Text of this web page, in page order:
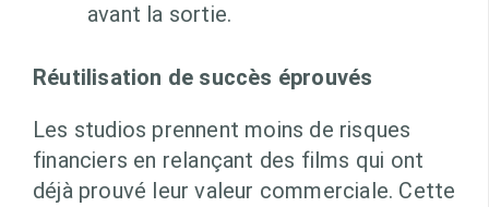
avant la sortie.
Réutilisation de succès éprouvés
Les studios prennent moins de risques
financiers en relançant des films qui ont
déjà prouvé leur valeur commerciale. Cette